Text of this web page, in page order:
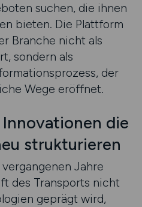
suchen, die ihnen
bieten. Die Plattform
Branche nicht als
sondern als
der
Wege eröffnet.
die
strukturieren
Jahre
des Transports nicht
geprägt wird,